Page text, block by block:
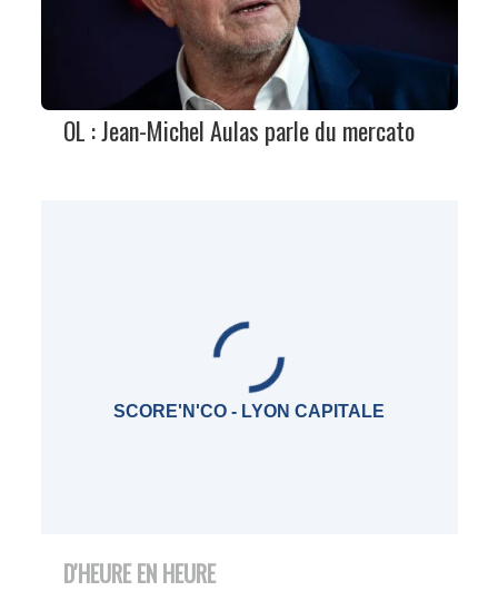
OL : Jean-Michel Aulas parle du mercato
SCORE'N'CO - LYON CAPITALE
D'HEURE EN HEURE